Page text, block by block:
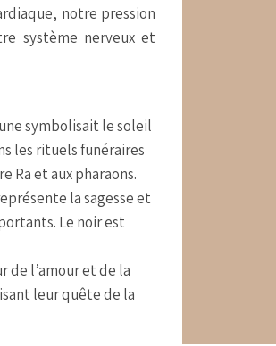
notre pression
système nerveux et
symbolisait le soleil
les rituels funéraires
Ra et aux pharaons.
la sagesse et
Le noir est
de l’amour et de la
leur quête de la